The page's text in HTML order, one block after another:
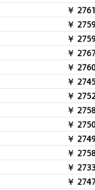
￥
￥
￥
￥
￥
￥
￥
￥
￥
￥
￥
￥
￥